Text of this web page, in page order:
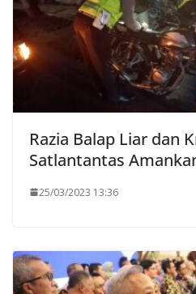
Razia Balap Liar dan
Satlantantas
25/03/2023 13:36